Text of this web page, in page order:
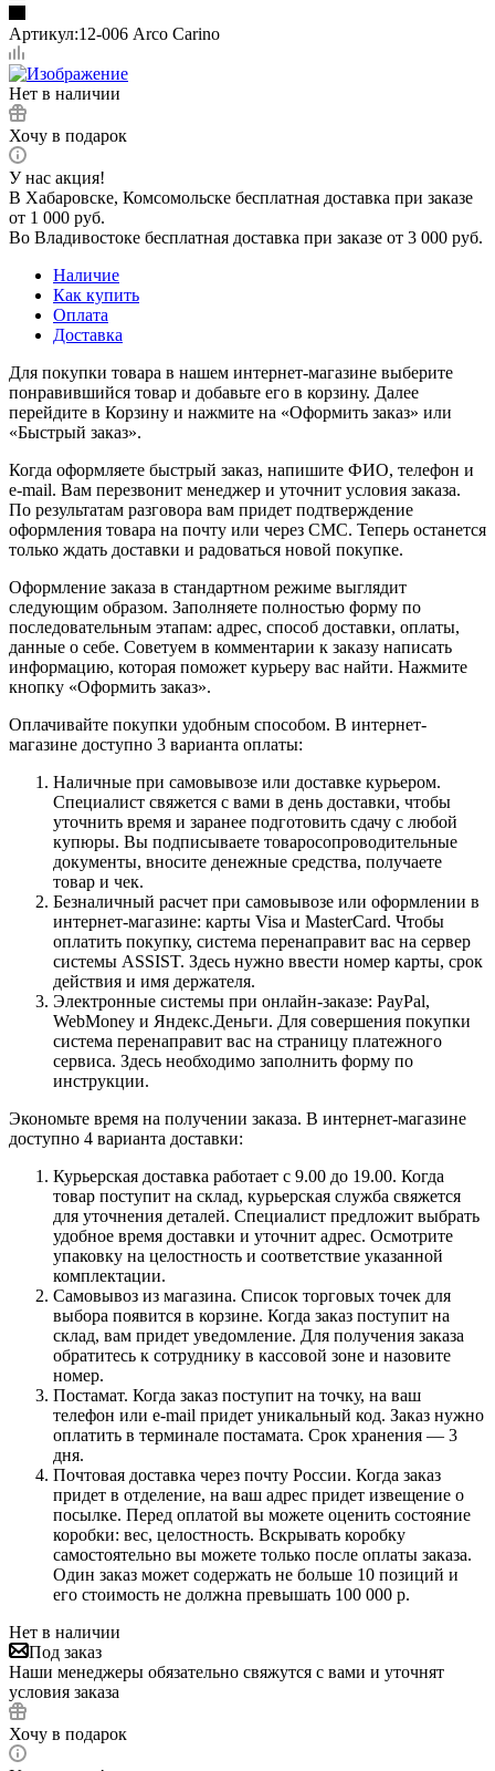
Артикул:12-006 Arco Carino
Нет в наличии
Хочу в подарок
У нас акция!
В Хабаровске, Комсомольске бесплатная доставка при заказе
от 1 000 руб.
Во Владивостоке бесплатная доставка при заказе от 3 000 руб.
Наличие
Как купить
Оплата
Доставка
Для покупки товара в нашем интернет-магазине выберите
понравившийся товар и добавьте его в корзину. Далее
перейдите в Корзину и нажмите на «Оформить заказ» или
«Быстрый заказ».
Когда оформляете быстрый заказ, напишите ФИО, телефон и
e-mail. Вам перезвонит менеджер и уточнит условия заказа.
По результатам разговора вам придет подтверждение
оформления товара на почту или через СМС. Теперь останется
только ждать доставки и радоваться новой покупке.
Оформление заказа в стандартном режиме выглядит
следующим образом. Заполняете полностью форму по
последовательным этапам: адрес, способ доставки, оплаты,
данные о себе. Советуем в комментарии к заказу написать
информацию, которая поможет курьеру вас найти. Нажмите
кнопку «Оформить заказ».
Оплачивайте покупки удобным способом. В интернет-
магазине доступно 3 варианта оплаты:
Наличные при самовывозе или доставке курьером.
Специалист свяжется с вами в день доставки, чтобы
уточнить время и заранее подготовить сдачу с любой
купюры. Вы подписываете товаросопроводительные
документы, вносите денежные средства, получаете
товар и чек.
Безналичный расчет при самовывозе или оформлении в
интернет-магазине: карты Visa и MasterCard. Чтобы
оплатить покупку, система перенаправит вас на сервер
системы ASSIST. Здесь нужно ввести номер карты, срок
действия и имя держателя.
Электронные системы при онлайн-заказе: PayPal,
WebMoney и Яндекс.Деньги. Для совершения покупки
система перенаправит вас на страницу платежного
сервиса. Здесь необходимо заполнить форму по
инструкции.
Экономьте время на получении заказа. В интернет-магазине
доступно 4 варианта доставки:
Курьерская доставка работает с 9.00 до 19.00. Когда
товар поступит на склад, курьерская служба свяжется
для уточнения деталей. Специалист предложит выбрать
удобное время доставки и уточнит адрес. Осмотрите
упаковку на целостность и соответствие указанной
комплектации.
Самовывоз из магазина. Список торговых точек для
выбора появится в корзине. Когда заказ поступит на
склад, вам придет уведомление. Для получения заказа
обратитесь к сотруднику в кассовой зоне и назовите
номер.
Постамат. Когда заказ поступит на точку, на ваш
телефон или e-mail придет уникальный код. Заказ нужно
оплатить в терминале постамата. Срок хранения — 3
дня.
Почтовая доставка через почту России. Когда заказ
придет в отделение, на ваш адрес придет извещение о
посылке. Перед оплатой вы можете оценить состояние
коробки: вес, целостность. Вскрывать коробку
самостоятельно вы можете только после оплаты заказа.
Один заказ может содержать не больше 10 позиций и
его стоимость не должна превышать 100 000 р.
Нет в наличии
Под заказ
Наши менеджеры обязательно свяжутся с вами и уточнят
условия заказа
Хочу в подарок